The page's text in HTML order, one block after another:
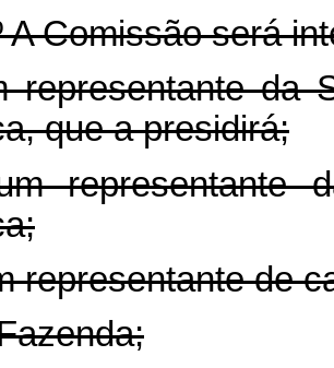
A Comissão será
representante da
que a presidirá;
representante
representante de